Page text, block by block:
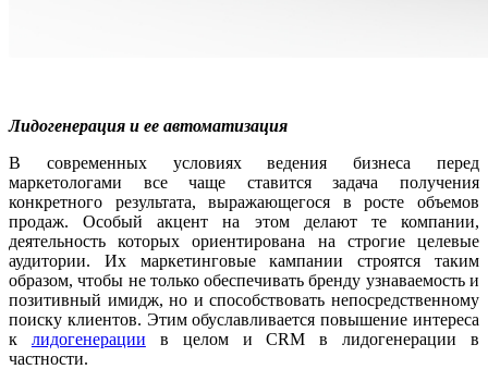
Лидогенерация и ее автоматизация
В современных условиях ведения бизнеса перед
маркетологами все чаще ставится задача получения
конкретного результата, выражающегося в росте объемов
продаж. Особый акцент на этом делают те компании,
деятельность которых ориентирована на строгие целевые
аудитории. Их маркетинговые кампании строятся таким
образом, чтобы не только обеспечивать бренду узнаваемость и
позитивный имидж, но и способствовать непосредственному
поиску клиентов. Этим обуславливается повышение интереса
к лидогенерации в целом и CRM в лидогенерации в
частности.